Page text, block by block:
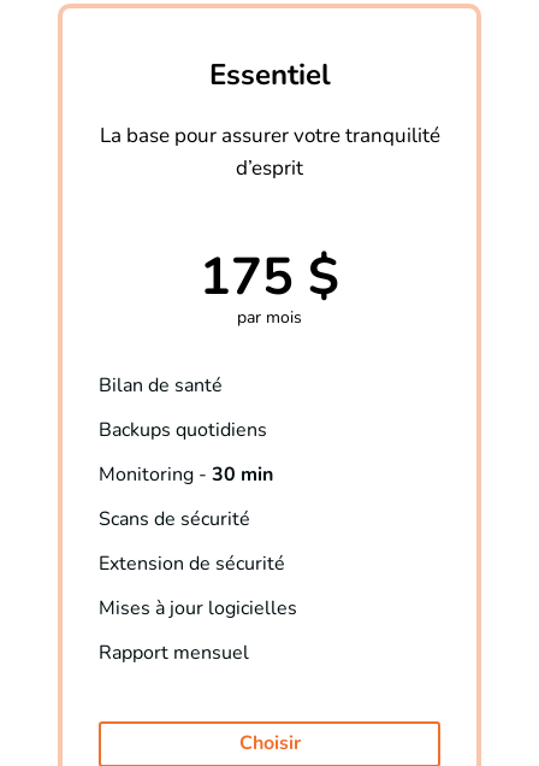
Essentiel
La base pour assurer votre tranquilité
d’esprit
175 $
par mois
Bilan de santé
Backups quotidiens
Monitoring - 30 min
Scans de sécurité
Extension de sécurité
Mises à jour logicielles
Rapport mensuel
Choisir